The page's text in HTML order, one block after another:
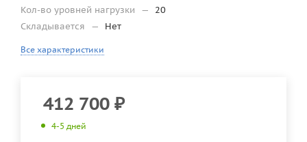
Кол-во уровней нагрузки
—
20
Складывается
— Нет
Все характеристики
412 700 ₽
4-5 дней